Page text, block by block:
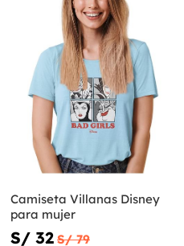
Camiseta Villanas Disney
para mujer
S/ 32 S/ 79